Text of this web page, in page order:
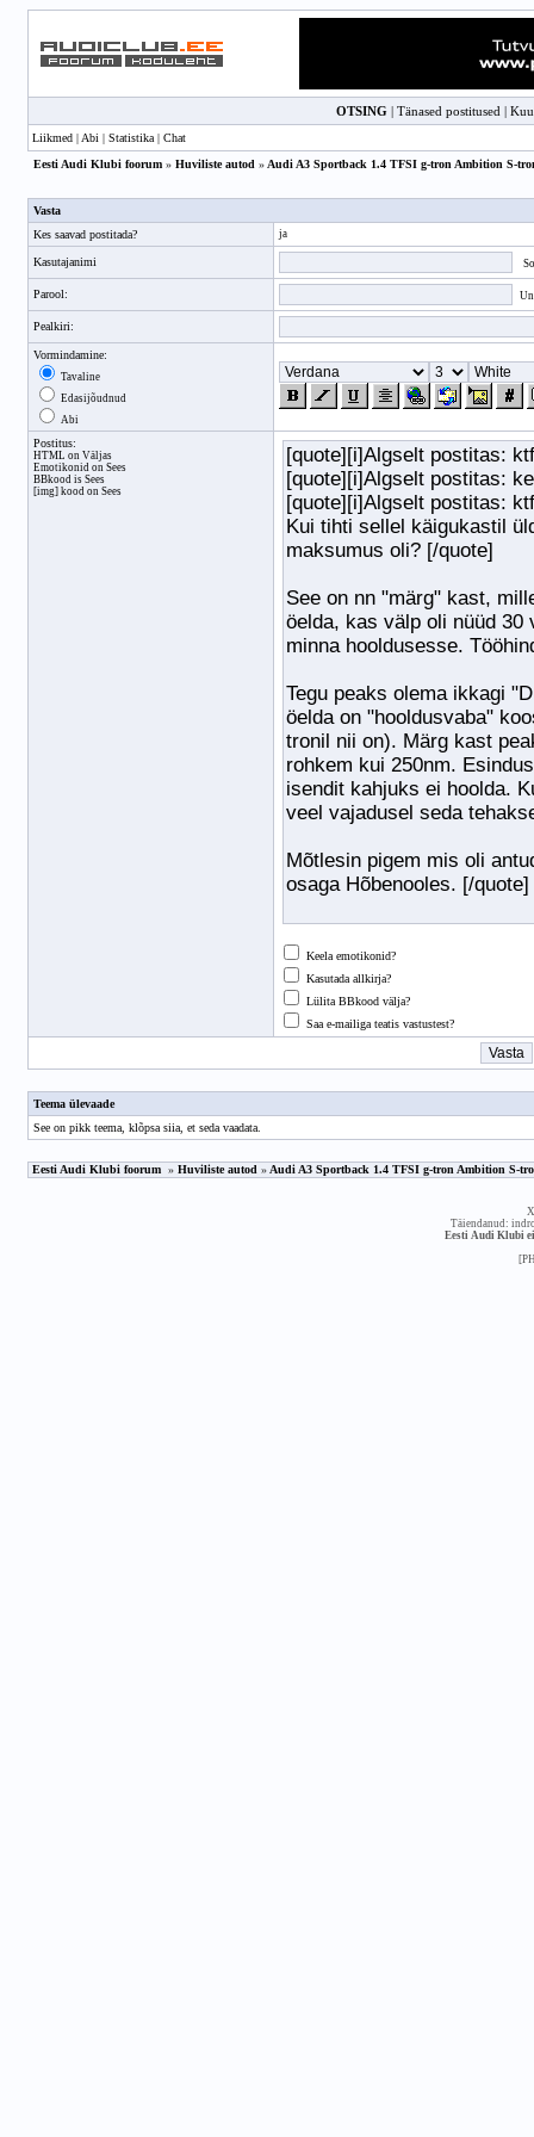
OTSING | Tänased postitused |
Liikmed| Abi | Statistika| Chat
Eesti Audi Klubi foorum» Huviliste autod » Audi A3 Sportback 1.4 TFSI g-tron Ambition S-
Vasta
Kes saavad postitada?
ja
Kasutajanimi
Parool:
Pealkiri:
Vormindamine:
Tavaline
Edasijõudnud
Abi
Postitus:
HTML on Väljas
Emotikonid on Sees
BBkoodis Sees
[img] kood on Sees
Keela emotikonid?
Kasutada allkirja?
Lülita BBkood välja?
Saa e-mailiga teatis vastustest?
Teema ülevaade
See on pikk teema, klõpsa siia, et seda vaadata.
Eesti Audi Klubi foorum» Huviliste autod » Audi A3 Sportback 1.4 TFSI g-tron Ambition S-
Täiendanud:
Eesti Audi Klubi